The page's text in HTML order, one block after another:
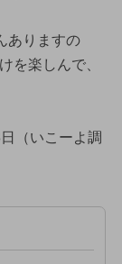
ありますの
を楽しんで、
（いこーよ調